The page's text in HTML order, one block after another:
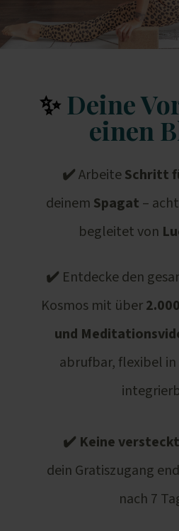
✨Deine
einen
✔️ArbeiteSchritt
deinem Spagat –
begleitet von
✔️ Entdecke den
Kosmos mit über
und
abrufbar, flexibel
✔️ Keine
dein Gratiszugang
nach 7